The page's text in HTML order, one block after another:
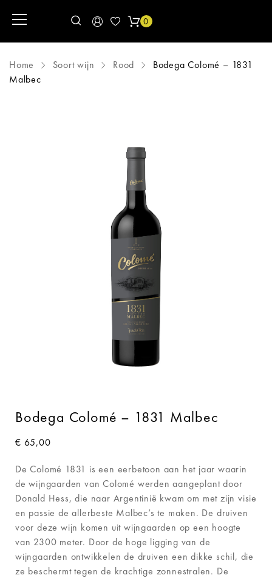
0
Home Soort wijn Rood
Bodega Colomé – 1831
Malbec
Bodega Colomé – 1831 Malbec
€ 65,00
De Colomé 1831 is een eerbetoon aan het jaar waarin
de wijngaarden van Colomé werden aangeplant door
Donald Hess, die naar Argentinië kwam om met zijn visie
en passie de allerbeste Malbec’s te maken. De druiven
voor deze wijn komen uit wijngaarden op een hoogte
van 2300 meter. Door de hoge ligging van de
wijngaarden ontwikkelen de druiven een dikke schil, die
ze beschermt tegen de krachtige zonnestralen. De